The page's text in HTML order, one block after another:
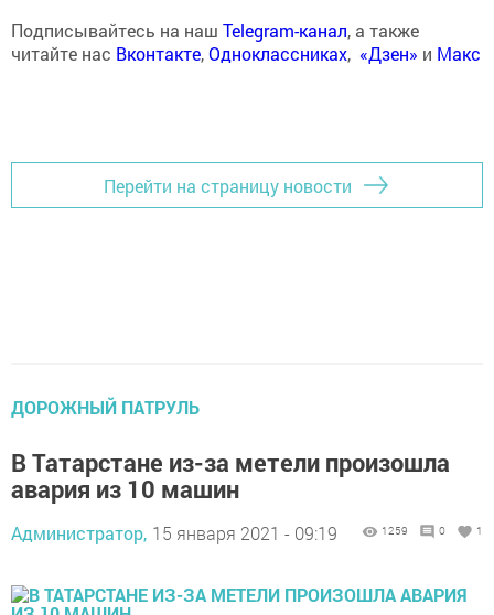
Подписывайтесь на наш Telegram-канал, а также
читайте нас Вконтакте,Одноклассниках, «Дзен» и Макс
Перейти на страницу новости
ДОРОЖНЫЙ ПАТРУЛЬ
В Татарстане из-за метели произошла
авария из 10 машин
Администратор, 15 января 2021 - 09:19 1259 0 1